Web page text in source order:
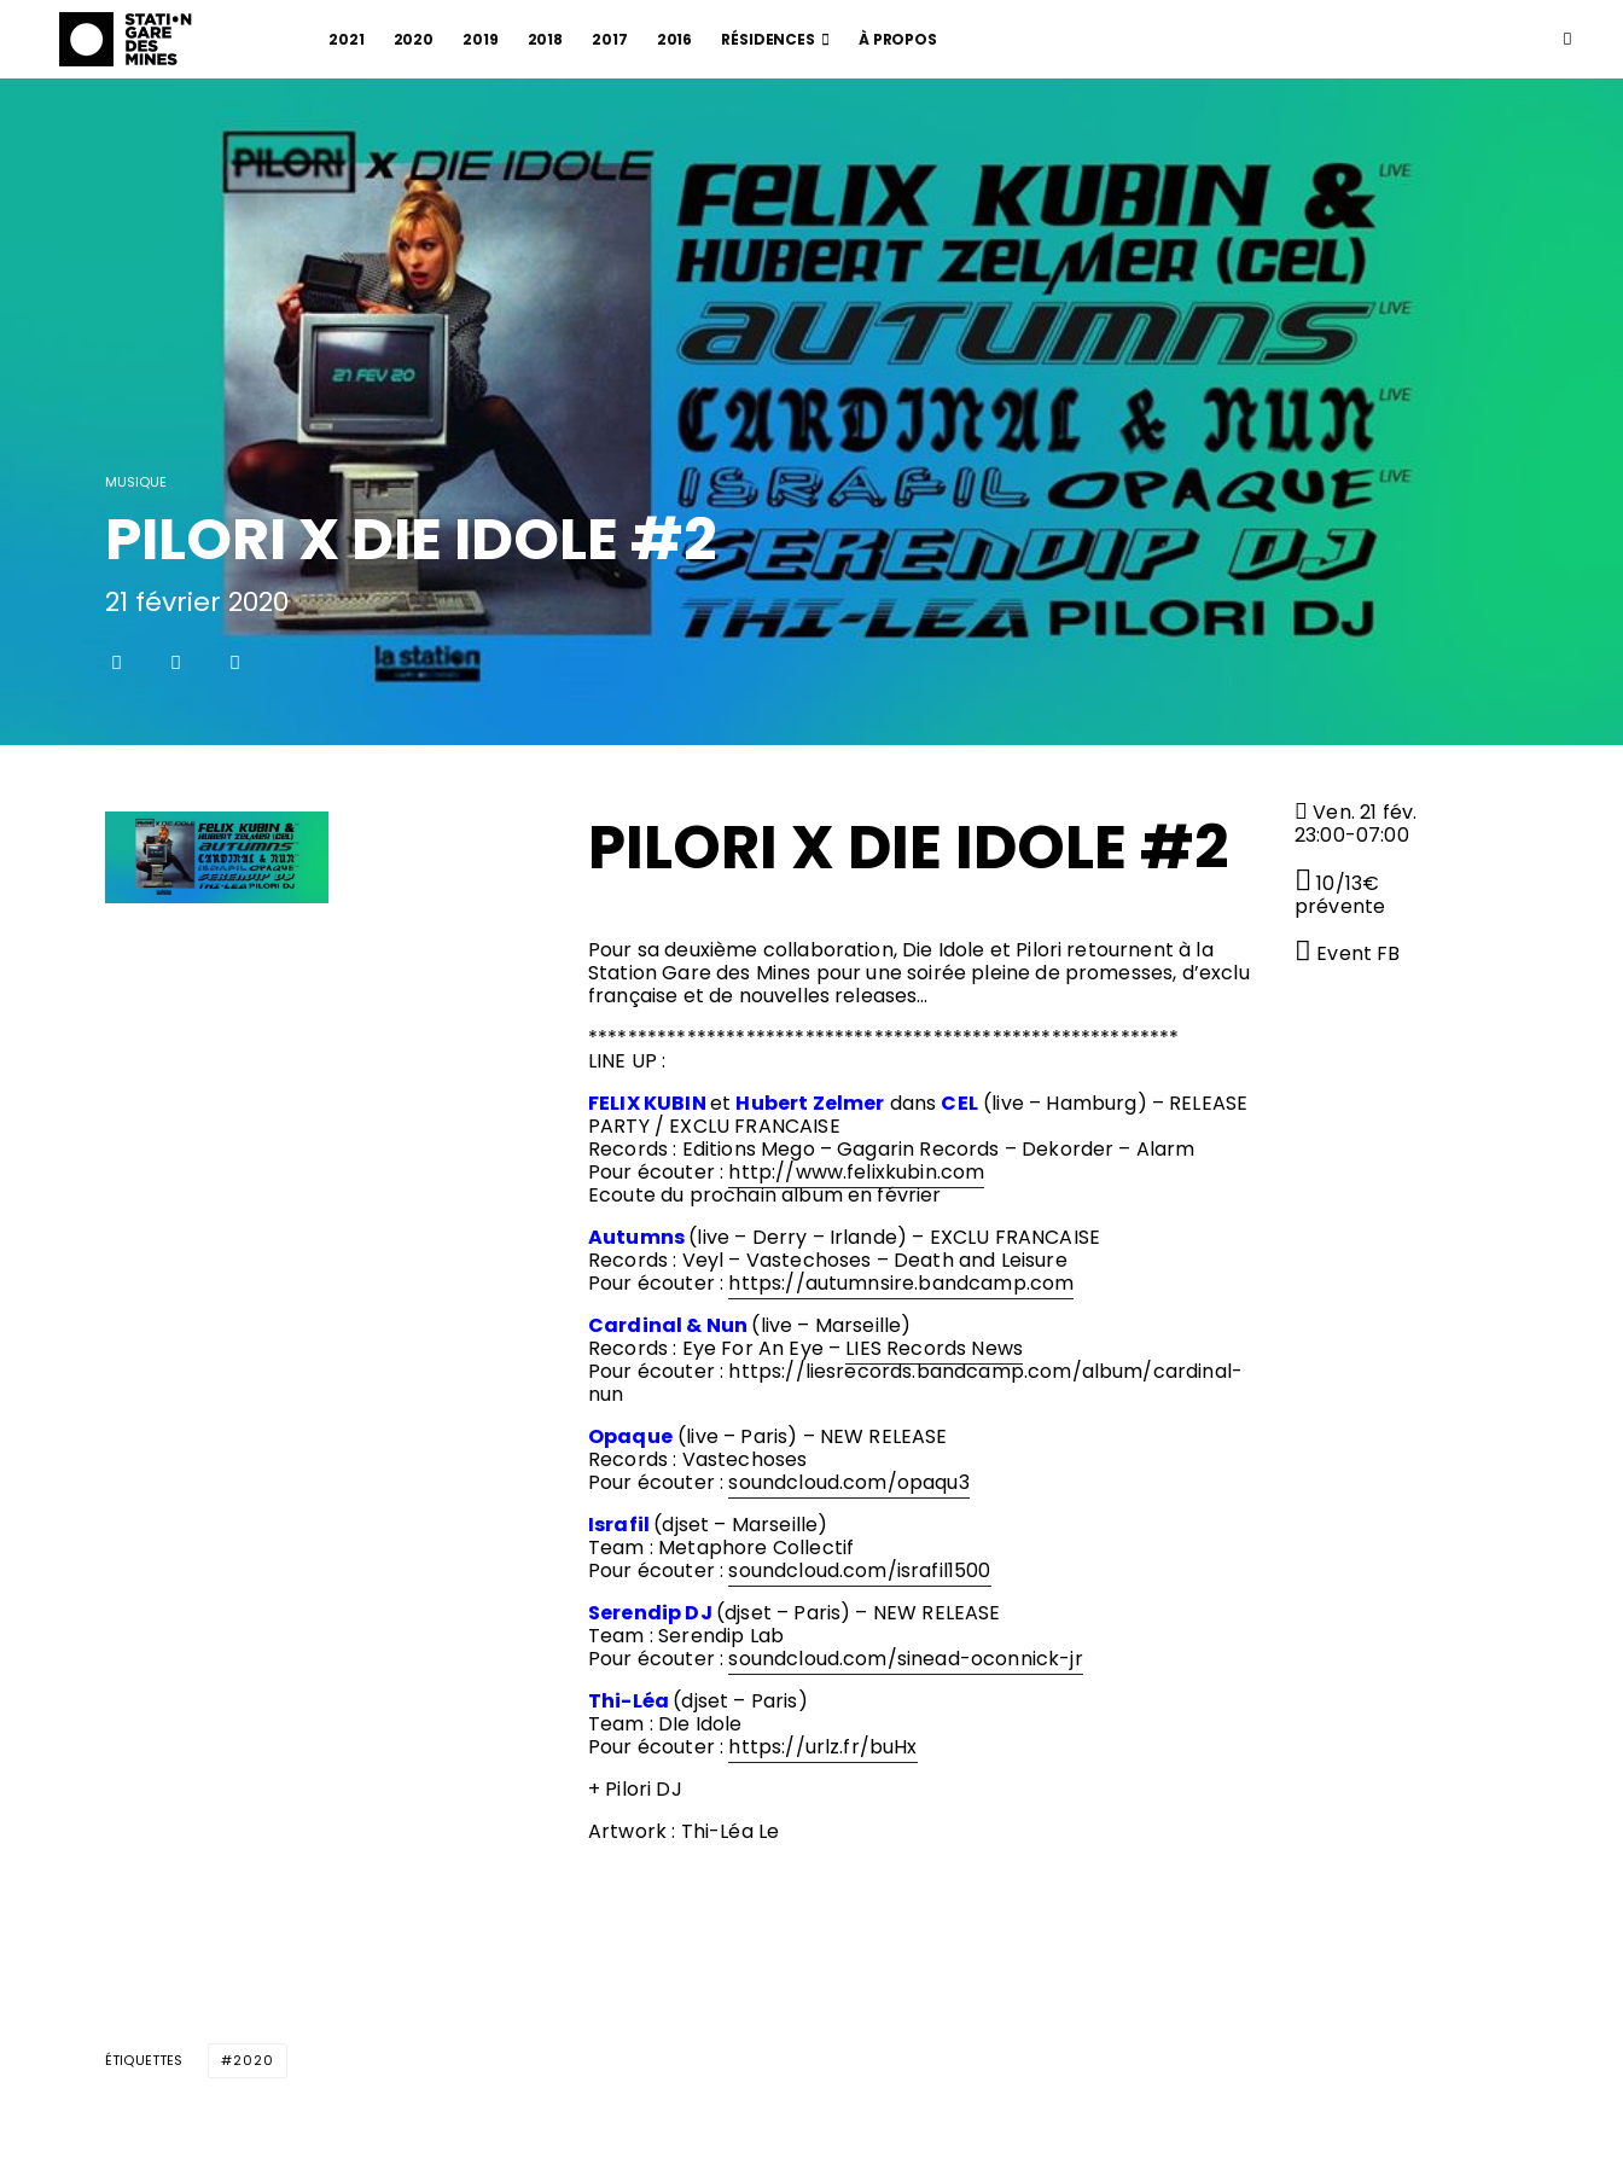
2021 2020 2019 2018 2017 2016 RÉSIDENCES À PROPOS
MUSIQUE
PILORI X DIE IDOLE #2
21 février 2020
PILORI X DIE IDOLE #2
Pour sa deuxième collaboration, Die Idole et Pilori retournent à la
Station Gare des Mines pour une soirée pleine de promesses, d’exclu
française et de nouvelles releases…
************************************************************
LINE UP :
FELIX KUBINet Hubert Zelmer dans CEL(live – Hamburg) – RELEASE
PARTY / EXCLU FRANCAISE
Records : Editions Mego – Gagarin Records – Dekorder – Alarm
Pour écouter : http://www.felixkubin.com
Ecoute du prochain album en février
Autumns(live – Derry – Irlande) – EXCLU FRANCAISE
Records : Veyl – Vastechoses – Death and Leisure
Pour écouter : https://autumnsire.bandcamp.com
Cardinal & Nun (live – Marseille)
Records : Eye For An Eye – LIES Records News
Pour écouter : https://liesrecords.bandcamp.com/album/cardinal-
nun
Opaque(live – Paris) – NEW RELEASE
Records : Vastechoses
Pour écouter :soundcloud.com/opaqu3
Israfil (djset – Marseille)
Team : Metaphore Collectif
Pour écouter :soundcloud.com/israfil1500
Serendip DJ (djset – Paris) – NEW RELEASE
Team : Serendip Lab
Pour écouter :soundcloud.com/sinead-oconnick-jr
Thi-Léa (djset – Paris)
Team : DIe Idole
Pour écouter : https://urlz.fr/buHx
+ Pilori DJ
Artwork : Thi-Léa Le
Ven. 21 fév.
23:00-07:00
10/13€
prévente
Event FB
ÉTIQUETTES 2020